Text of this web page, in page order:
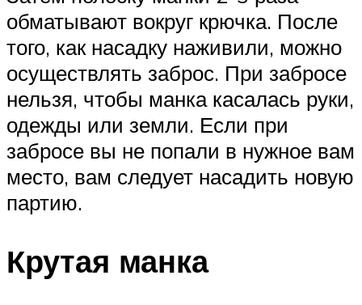
обматывают вокруг крючка. После
того, как насадку наживили, можно
осуществлять заброс. При забросе
нельзя, чтобы манка касалась руки,
одежды или земли. Если при
забросе вы не попали в нужное вам
место, вам следует насадить новую
партию.
Крутая манка